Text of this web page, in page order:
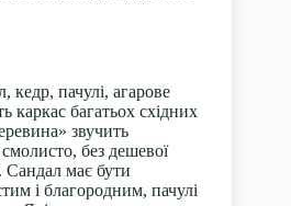
кедр, пачулі, агарове
багатьох східних
звучить
без дешевої
Сандал має бути
і благородним, пачулі